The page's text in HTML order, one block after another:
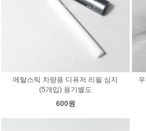
메탈스틱 차량용 디퓨저 리필 심지
(5개입) 용기별도
600원